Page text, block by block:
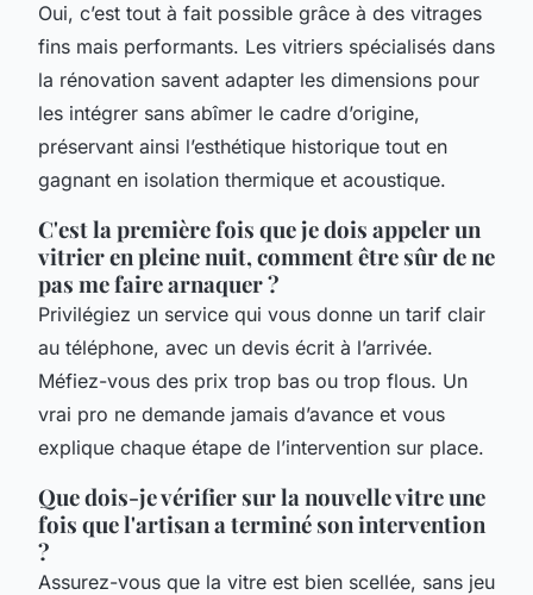
Oui, c’est tout à fait possible grâce à des vitrages
fins mais performants. Les vitriers spécialisés dans
la rénovation savent adapter les dimensions pour
les intégrer sans abîmer le cadre d’origine,
préservant ainsi l’esthétique historique tout en
gagnant en isolation thermique et acoustique.
C'est la première fois que je dois appeler un
vitrier en pleine nuit, comment être sûr de ne
pas me faire arnaquer ?
Privilégiez un service qui vous donne un tarif clair
au téléphone, avec un devis écrit à l’arrivée.
Méfiez-vous des prix trop bas ou trop flous. Un
vrai pro ne demande jamais d’avance et vous
explique chaque étape de l’intervention sur place.
Que dois-je vérifier sur la nouvelle vitre une
fois que l'artisan a terminé son intervention
?
Assurez-vous que la vitre est bien scellée, sans jeu